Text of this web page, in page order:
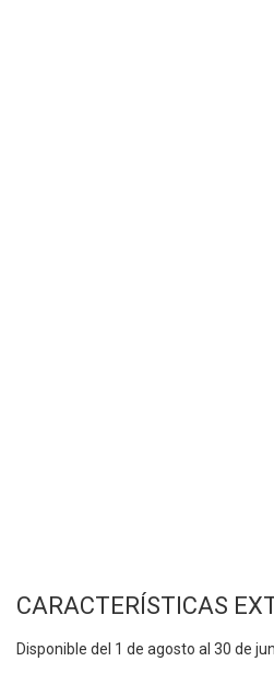
CARACTERÍSTICAS
Disponible del 1 de agosto al 30 de